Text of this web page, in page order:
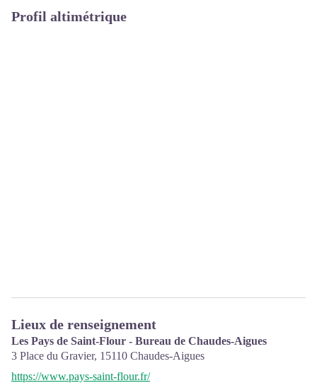
Profil altimétrique
Lieux de renseignement
Les Pays de Saint-Flour - Bureau de Chaudes-Aigues
3 Place du Gravier, 15110 Chaudes-Aigues
https://www.pays-saint-flour.fr/